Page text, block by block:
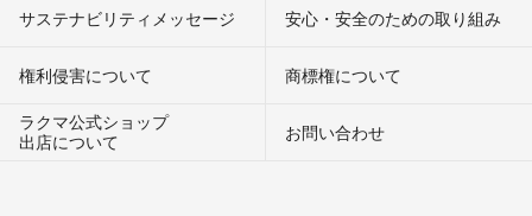
サステナビリティメッセージ 安心・安全のための取り組み
権利侵害について
商標権について
ラクマ公式ショップ
出店について
お問い合わせ